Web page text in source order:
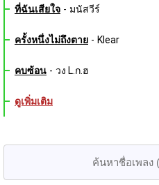
ที่ฉันเสียใจ - มนัสวีร์
ครั้งหนึ่งไม่ถึงตาย - Klear
คบซ้อน - วง L.ก.ฮ
ดูเพิ่มเติม